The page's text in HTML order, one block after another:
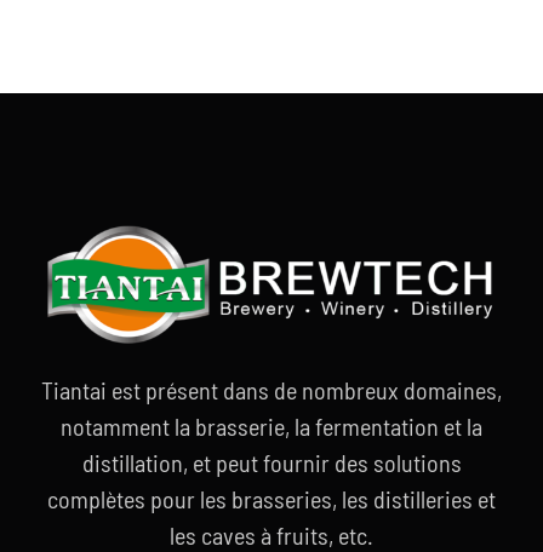
Tiantai est présent dans de nombreux domaines,
notamment la brasserie, la fermentation et la
distillation, et peut fournir des solutions
complètes pour les brasseries, les distilleries et
les caves à fruits, etc.